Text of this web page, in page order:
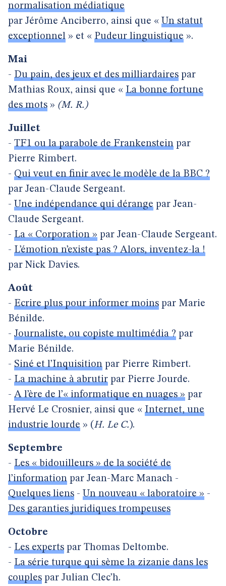
normalisation médiatique
par Jérôme Anciberro, ainsi que « Un statut
exceptionnel » et « Pudeur linguistique ».
Mai
- Du pain, des jeux et des milliardaires par
Mathias Roux, ainsi que « La bonne fortune
des mots » (M. R.)
Juillet
- TF1 ou la parabole de Frankenstein par
Pierre Rimbert.
- Qui veut en finir avec le modèle de la BBC ?
par Jean-Claude Sergeant.
- Une indépendance qui dérange par Jean-
Claude Sergeant.
- La « Corporation » par Jean-Claude Sergeant.
- L’émotion n’existe pas ? Alors, inventez-la !
par Nick Davies.
Août
- Ecrire plus pour informer moins par Marie
Bénilde.
- Journaliste, ou copiste multimédia ? par
Marie Bénilde.
- Siné et l’Inquisition par Pierre Rimbert.
- La machine à abrutir par Pierre Jourde.
- A l’ère de l’« informatique en nuages » par
Hervé Le Crosnier, ainsi que « Internet, une
industrie lourde » (H. Le C. ).
Septembre
- Les « bidouilleurs » de la société de
l’information par Jean-Marc Manach -
Quelques liens - Un nouveau « laboratoire » -
Des garanties juridiques trompeuses
Octobre
- Les experts par Thomas Deltombe.
- La série turque qui sème la zizanie dans les
couples par Julian Clec’h.